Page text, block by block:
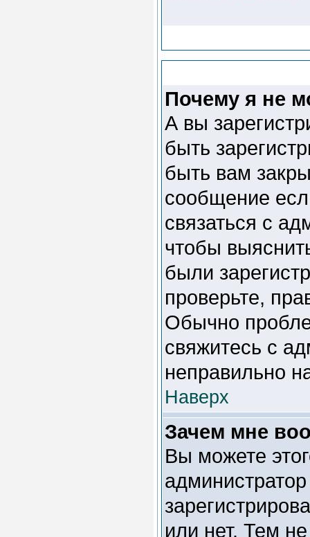
Почему я не
А вы
быть
быть вам
сообщение
связаться с
чтобы
были
проверьте,
Обычно
свяжитесь с
неправильно
Наверх
Зачем мне
Вы можете
или нет. Тем